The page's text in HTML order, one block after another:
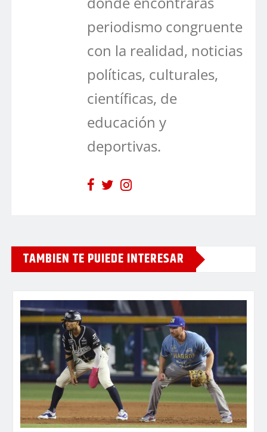
periodismo congruente
con la realidad, noticias
políticas, culturales,
científicas, de
educación y
deportivas.
TAMBIEN TE PUIEDE INTERESAR